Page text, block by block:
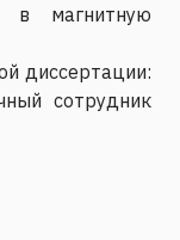
в магнитную
диссертации:
сотрудник